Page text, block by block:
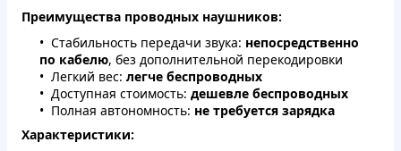
Преимущества проводных наушников:
Стабильность передачи звука: непосредственно
по кабелю, без дополнительной перекодировки
Легкий вес: легче беспроводных
Доступная стоимость: дешевле беспроводных
Полная автономность: не требуется зарядка
Характеристики: